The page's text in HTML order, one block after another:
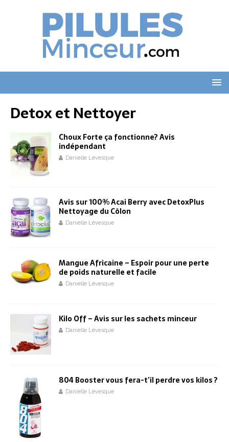
Detox et Nettoyer
Choux Forte ça fonctionne? Avis
indépendant
Danielle Lévesque
Avis sur 100% Acai Berry avec DetoxPlus
Nettoyage du Côlon
Danielle Lévesque
Mangue Africaine – Espoir pour une perte
de poids naturelle et facile
Danielle Lévesque
Kilo Off – Avis sur les sachets minceur
Danielle Lévesque
804 Booster vous fera-t’il perdre vos kilos ?
Danielle Lévesque